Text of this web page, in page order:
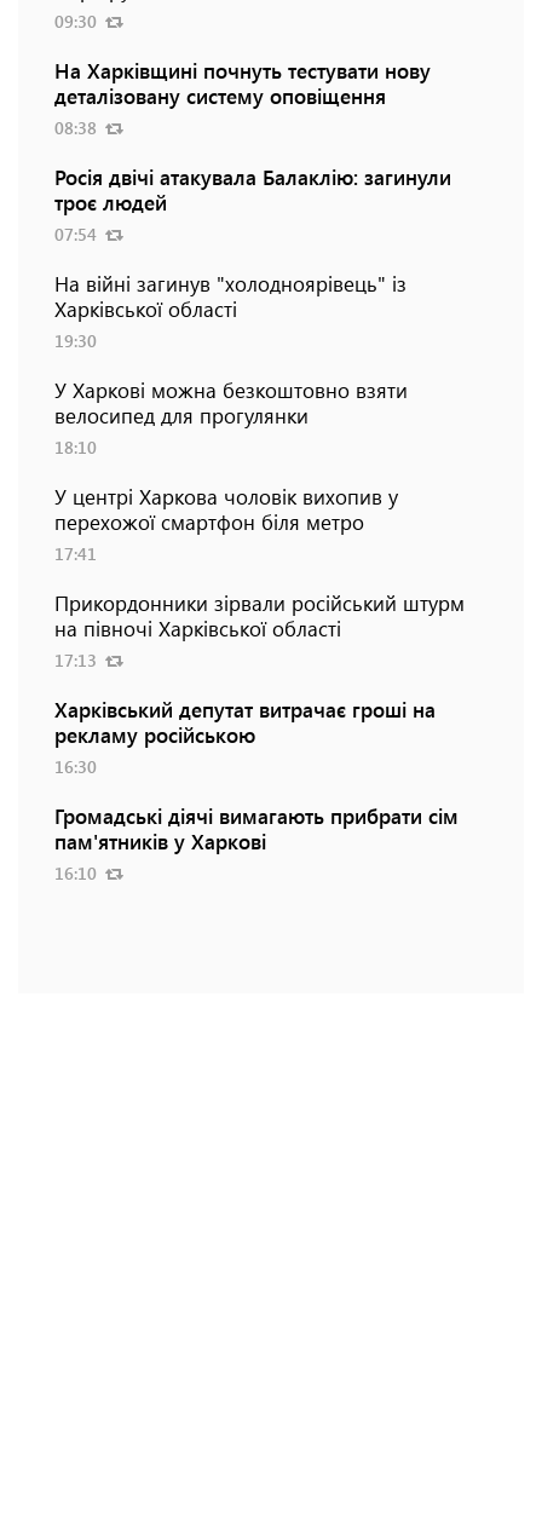
09:30
На Харківщині почнуть тестувати нову
деталізовану систему оповіщення
08:38
Росія двічі атакувала Балаклію: загинули
троє людей
07:54
На війні загинув "холодноярівець" із
Харківської області
19:30
У Харкові можна безкоштовно взяти
велосипед для прогулянки
18:10
У центрі Харкова чоловік вихопив у
перехожої смартфон біля метро
17:41
Прикордонники зірвали російський штурм
на півночі Харківської області
17:13
Харківський депутат витрачає гроші на
рекламу російською
16:30
Громадські діячі вимагають прибрати сім
пам'ятників у Харкові
16:10